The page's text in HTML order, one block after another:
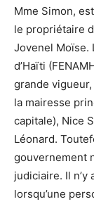
Mme Simon,
le propriétaire
Jovenel Moïse.
d’Haïti
grande
la mairesse
capitale), Nice
Léonard.
gouvernement
judiciaire. Il
lorsqu’une